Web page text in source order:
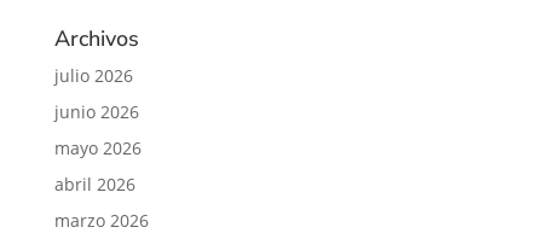
Archivos
julio 2026
junio 2026
mayo 2026
abril 2026
marzo 2026